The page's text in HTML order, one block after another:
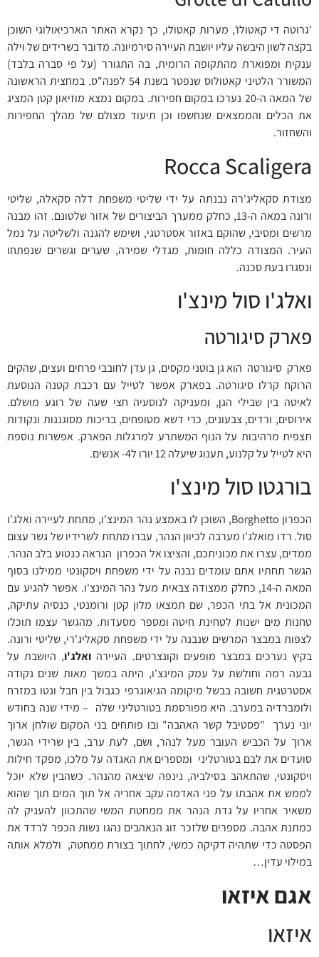
'גרוטה די קאטולו', מערות קאטולו, כך נקרא האתר הארכיאולוגי השוכן
בקצה לשון היבשה עליו יושבת העיירה סירמיונה. מדובר בשרידים של וילה
ענקית ומפוארת מהתקופה הרומית, בה התגורר (על פי סברה בלבד)
המשורר הלטיני קאטולוס שנפטר בשנת 54 לפנה"ס. במחצית הראשונה
של המאה ה-20 נערכו במקום חפירות. במקום נמצא מוזיאון קטן המציג
את הכלים והממצאים שנחשפו וכן תיעוד מצולם של מהלך החפירות
והשחזור.
Rocca Scaligera
מצודת סקאליג'רה נבנתה על ידי שליטי משפחת דלה סקאלה, שליטי
ורונה במאה ה-13, כחלק ממערך הביצורים של אזור שלטונם. זהו מבנה
מרשים ומסיבי, שהוקם באזור אסטרטגי, ושימש להגנה ולשליטה על נמל
העיר. המצודה כללה חומות, מגדלי שמירה, שערים וגשרים שנפתחו
ונסגרו בעת סכנה.
ואלג'ו סול מינצ'ו
פארק סיגורטה
פארק סיגורטה הוא גן בוטני מקסים, גן עדן לחובבי פרחים ועצים, שהקים
הרוקח קרלו סיגורטה. בפארק אפשר לטייל עם רכבת קטנה הנוסעת
לאיטה בין שבילי הגן, ומעניקה לנוסעיה חצי שעה של רוגע מושלם.
אירוסים, ורדים, צבעונים, כרי דשא מטופחים, בריכות מסוגננות ונקודות
תצפית מרהיבות על הנוף המשתרע למרגלות הפארק. אפשרות נוספת
היא לטייל על קלנוע, תענוג שיעלה 12 יורו ל4- אנשים.
בורגטו סול מינצ'ו
הכפרון Borghetto, השוכן לו באמצע נהר המינצ'ו, מתחת לעיירה ואלג'ו
סול. רדו מואלג'ו מערבה לכיוון הנהר, עברו מתחת לשרידיו של גשר עצום
ממדים, עצרו את מכוניתכם, והציצו אל הכפרון הנראה כנטוע בלב הנהר.
הגשר תחתיו אתם עומדים נבנה על ידי משפחת ויסקונטי ממילנו בסוף
המאה ה-14, כחלק ממצודה צבאית מעל נהר המינצ'ו. אפשר להגיע עם
המכונית אל בתי הכפר, שם תמצאו מלון קטן ורומנטי, כנסיה עתיקה,
טחנות מים ישנות לטחינת חיטה ומספר מסעדות. מהגשר עצמו תוכלו
לצפות במבצר המרשים שנבנה על ידי משפחת סקאליג'רי, שליטי ורונה.
בקיץ נערכים במבצר מופעים וקונצרטים. העיירה ואלג'ו, היושבת על
גבעה רמה וחולשת על עמק המינצ'ו, היתה במשך מאות שנים נקודה
אסטרטגית חשובה בבשל מיקומה הגיאוגרפי כגבול בין חבל ונטו במזרח
ולומברדיה במערב. היא מפורסמת בטורטליני שלה – מידי שנה בחודש
יוני נערך "פסטיבל קשר האהבה" ובו פותחים בני המקום שולחן ארוך
ארוך על הכביש העובר מעל לנהר, ושם, לעת ערב, בין שרידי הגשר,
סועדים את לבם בטורטליני ומספרים את האגדה על מלכו, מפקד חילות
ויסקונטי, שהתאהב בסילביה, נינפה שיצאה מהנהר. כשהבין שלא יוכל
לממש את אהבתו על פני האדמה עקב אחריה אל תוך המים תוך שהוא
משאיר אחריו על גדת הנהר את ממחטת המשי שהתכוון להעניק לה
כמתנת אהבה. מספרים שלזכר זוג הנאהבים נהגו נשות הכפר לרדד את
הפסטה כדי שתהיה דקיקה כמשי, לחתוך בצורת ממחטה, ולמלא אותה
במילוי עדין…
אגם איזאו
איזאו